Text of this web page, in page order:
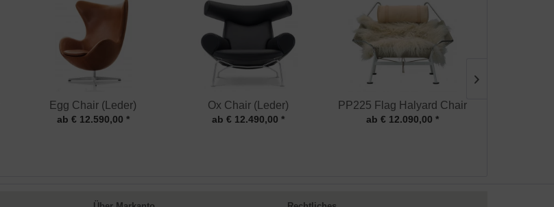
Egg Chair (Leder)
ab € 12.590,00 *
Ox Chair (Leder)
ab € 12.490,00 *
PP225 Flag Halyard Chair
ab € 12.090,00 *